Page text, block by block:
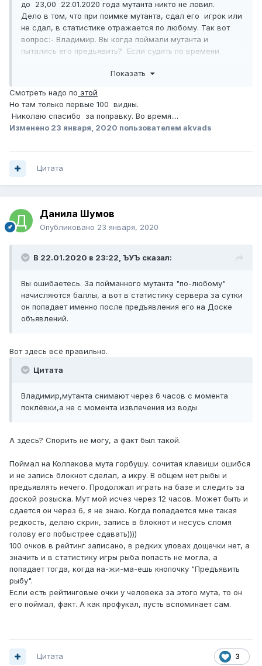
до 23,00 22.01.2020 года мутанта никто не ловил.
Дело в том, что при поимке мутанта, сдал его игрок или
не сдал, в статистике отражается по любому. Так вот
вопрос:- Владимир. Вы когда поймали мутанта и
пытались его предъявить? Если судить по времени
нет данных о вылове. Значит такую рыбу или не
что не глянул вчерашнюю статистику_). В общем можете
сами убедиться. Данныездесь
Показать
Смотреть надо по этой
Но там только первые 100 видны.
Николаю спасибо за поправку. Во время....
Изменено 23 января, 2020 пользователем akvads
Цитата
Данила Шумов
Опубликовано 23 января, 2020
В 22.01.2020 в 23:22, ЪУЪ сказал:
Вы ошибаетесь. За пойманного мутанта "по-любому"
начисляются баллы, а вот в статистику сервера за сутки
он попадает именно после предъявления его на Доске
объявлений.
Вот здесь всё правильно.
Цитата
Владимир,мутанта снимают через 6 часов с момента
поклёвки,а не с момента извлечения из воды
А здесь? Спорить не могу, а факт был такой.
Поймал на Колпакова мута горбушу. сочитая клавиши ошибся
и не запись блокнот сделал, а икру. В общем нет рыбы и
предъявлять нечего. Продолжал играть на базе и следить за
доской розыска. Мут мой исчез через 12 часов. Может быть и
сдается он через 6, я не знаю. Когда попадается мне такая
редкость, делаю скрин, запись в блокнот и несусь сломя
голову его побыстрее сдавать))))
100 очков в рейтинг записано, в редких уловах дощечки нет, а
значить и в статистику игры рыба попасть не могла, а
попадает тогда, когда на-жи-ма-ешь кнопочку "Предъявить
рыбу".
Если есть рейтинговые очки у человека за этого мута, то он
его поймал, факт. А как профукал, пусть вспоминает сам.
3
Цитата